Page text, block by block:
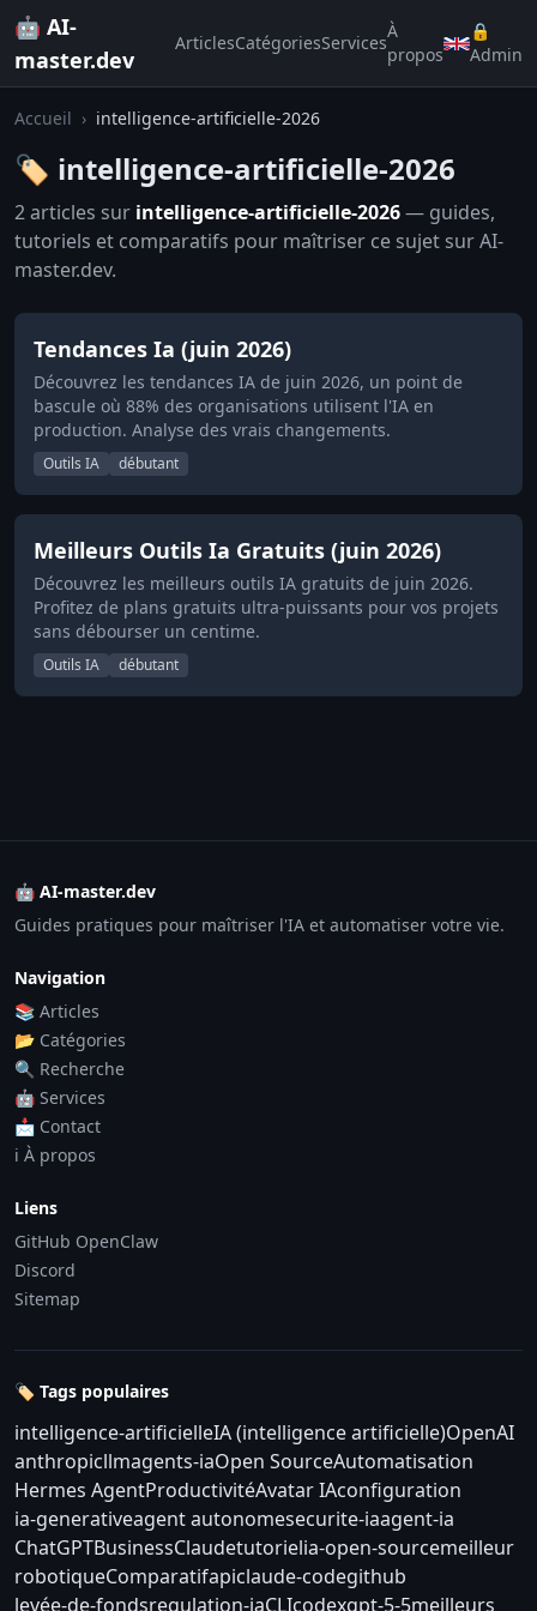
🤖 AI-
master.dev
ArticlesCatégoriesServices
À
propos
🔒
Admin
Accueil › intelligence-artificielle-2026
🏷️ intelligence-artificielle-2026
2 articles sur intelligence-artificielle-2026— guides,
tutoriels et comparatifs pour maîtriser ce sujet sur AI-
master.dev.
Tendances Ia (juin 2026)
Découvrez les tendances IA de juin 2026, un point de
bascule où 88% des organisations utilisent l'IA en
production. Analyse des vrais changements.
Outils IA débutant
Meilleurs Outils Ia Gratuits (juin 2026)
Découvrez les meilleurs outils IA gratuits de juin 2026.
Profitez de plans gratuits ultra-puissants pour vos projets
sans débourser un centime.
Outils IA débutant
🤖 AI-master.dev
Guides pratiques pour maîtriser l'IA et automatiser votre vie.
Navigation
📚 Articles
📂 Catégories
🔍 Recherche
🤖 Services
📩 Contact
ℹ️ À propos
Liens
GitHub OpenClaw
Discord
Sitemap
🏷️ Tags populaires
intelligence-artificielleIA (intelligence artificielle)OpenAI
anthropicllmagents-iaOpen SourceAutomatisation
Hermes AgentProductivitéAvatar IAconfiguration
ia-generativeagent autonomesecurite-iaagent-ia
ChatGPTBusinessClaudetutorielia-open-sourcemeilleur
robotiqueComparatifapiclaude-codegithub
levée-de-fondsregulation-iaCLIcodexgpt-5-5meilleurs